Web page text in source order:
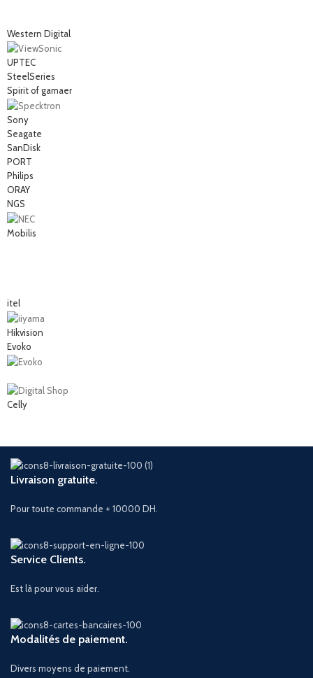
Western Digital
UPTEC
SteelSeries
Spirit of gamaer
Sony
Seagate
SanDisk
PORT
Philips
ORAY
NGS
Mobilis
itel
Hikvision
Evoko
Celly
Livraison gratuite.
Pour toute commande + 10000 DH.
Service Clients.
Est là pour vous aider.
Modalités de paiement.
Divers moyens de paiement.